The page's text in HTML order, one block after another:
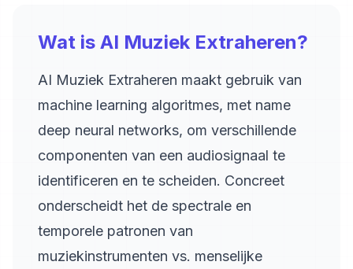
Wat is AI Muziek Extraheren?
AI Muziek Extraheren maakt gebruik van
machine learning algoritmes, met name
deep neural networks, om verschillende
componenten van een audiosignaal te
identificeren en te scheiden. Concreet
onderscheidt het de spectrale en
temporele patronen van
muziekinstrumenten vs. menselijke